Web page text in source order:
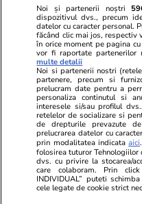
Mediafax.ro
Buruiana pe care ar
departe de grădină
și cum previi apariția
Noi și partenerii noștri
dispozitivul dvs., precum
datelor cu caracter personal.
făcând clic mai jos, respectiv
în orice moment pe pagina
vor fi raportate partenerilor
multe detalii
Noi si partenerii nostri
partenere, precum si
prelucram date pentru a
personaliza continutul si
interesele si/sau profilul
retelelor de socializare si
de drepturile prevazute
prelucrarea datelor cu
prin modalitatea indicataaici
folosirea tuturor
dvs. cu privire la stocarea/
care colaboram. Prin
INDIVIDUAL” puteti
cele legate de cookie strict